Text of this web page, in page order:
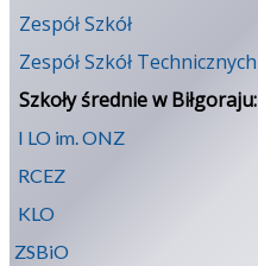
Zespół Szkół
Zespół Szkół Technicznych
Szkoły średnie w Biłgoraju:
I LO im. ONZ
RCEZ
KLO
ZSBiO